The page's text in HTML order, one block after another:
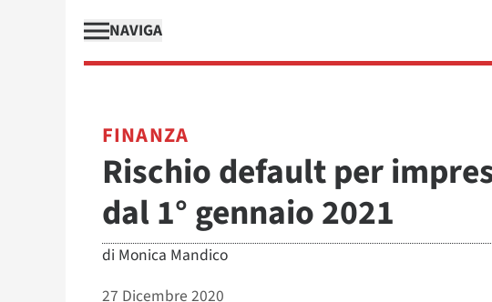
NAVIGA
FINANZA
Rischio default per
dal 1° gennaio 2021
di Monica Mandico
27 Dicembre 2020